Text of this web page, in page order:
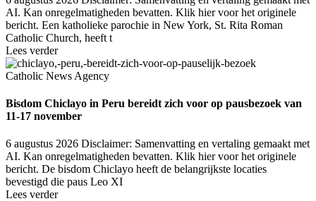
AI. Kan onregelmatigheden bevatten. Klik hier voor het originele
bericht. Een katholieke parochie in New York, St. Rita Roman
Catholic Church, heeft t
Lees verder
Catholic News Agency
Bisdom Chiclayo in Peru bereidt zich voor op pausbezoek van
11-17 november
6 augustus 2026 Disclaimer: Samenvatting en vertaling gemaakt met
AI. Kan onregelmatigheden bevatten. Klik hier voor het originele
bericht. De bisdom Chiclayo heeft de belangrijkste locaties
bevestigd die paus Leo XI
Lees verder